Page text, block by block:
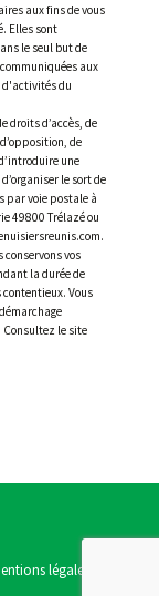
aux fins de vous
Elles sont
le seul but de
aux
d'activités du
droits d’accès, de
de
une
le sort de
par voie postale à
49800 Trélazé ou
vos
la durée de
contentieux. Vous
Consultez le site
légales